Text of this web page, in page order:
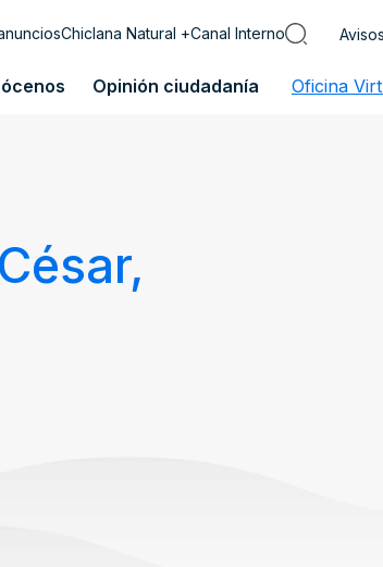
Chiclana Natural +Canal Interno
Opinión ciudadanía Oficina